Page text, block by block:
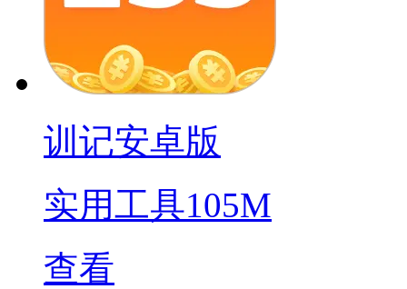
训记安卓版
实用工具105M
查看